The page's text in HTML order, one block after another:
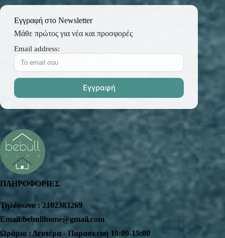
Εγγραφή στο Newsletter
Μάθε πρώτος για νέα και προσφορές
Email address:
ΠΛΗΡΟΦΟΡΙΕΣ
Τηλέφωνο : 2102383269
Email:bebullhome@gmail.com
Ωράριο : Δευτέρα - Παρασκευή 10:00-15:00